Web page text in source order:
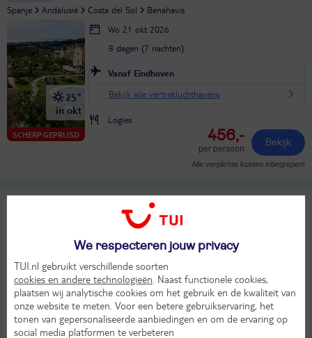
Spanje Andalusië Costa del Sol Benahavis
SCHERP GEPRIJSD
25°
in okt
Wo 21 okt 2026
8 dagen (7 nachten)
Vanaf Eindhoven
Bekijk alle vertrekluchthavens
Logies
456,-
per persoon
Bekijk
Alle verplichte kosten inbegrepen!
TUI SUNEO Cortijo Blanco
TUI classificatie Hotel
Andalusië Costa del Sol Marbella
23°
8 dagen (7 nachten)
Vanaf Eindhoven
Bekijk alle vertrekluchthavens
We respecteren jouw privacy
TUI.nl gebruikt verschillende soorten
cookies en andere technologieën . Naast functionele cookies,
plaatsen wij analytische cookies om het gebruik en de kwaliteit van
onze website te meten. Voor een betere gebruikservaring, het
tonen van gepersonaliseerde aanbiedingen en om de ervaring op
social media platformen te verbeteren